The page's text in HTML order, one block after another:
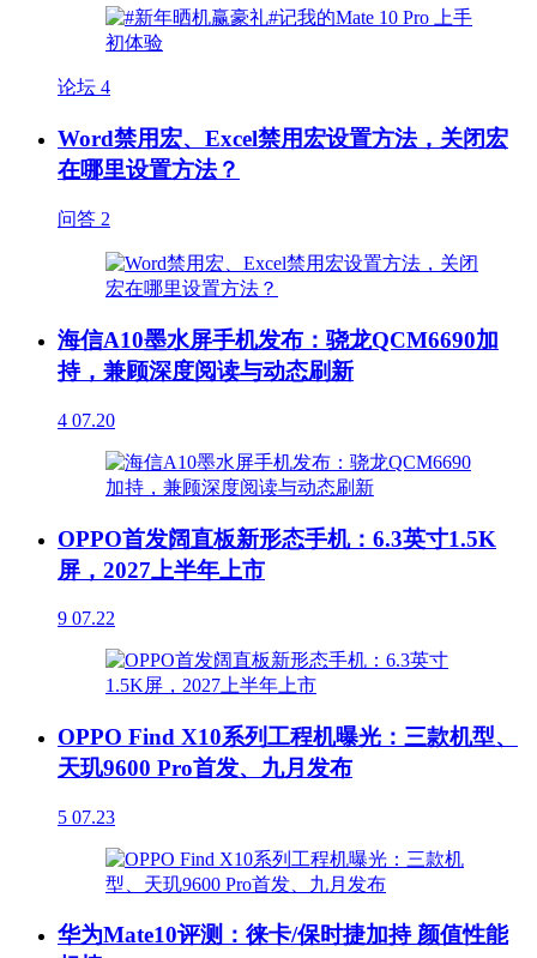
论坛 4
Word禁用宏、Excel禁用宏设置方法，关闭宏
在哪里设置方法？
问答 2
海信A10墨水屏手机发布：骁龙QCM6690加
持，兼顾深度阅读与动态刷新
4 07.20
OPPO首发阔直板新形态手机：6.3英寸1.5K
屏，2027上半年上市
9 07.22
OPPO Find X10系列工程机曝光：三款机型、
天玑9600 Pro首发、九月发布
5 07.23
华为Mate10评测：徕卡/保时捷加持 颜值性能